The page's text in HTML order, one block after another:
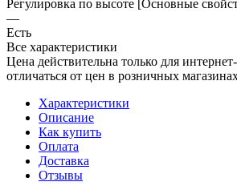
Регулировка по высоте [Основные
—
Есть
Все характеристики
Цена действительна только для
отличаться от цен в розничных
Характеристики
Описание
Как купить
Оплата
Доставка
Отзывы